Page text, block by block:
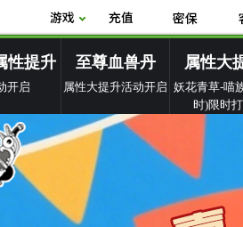
性提升
开启
至尊血兽丹
属性大提升活动开启
属性大
妖花青草-喵
时)限时